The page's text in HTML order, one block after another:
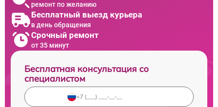
ремонт по желанию
Бесплатный выезд курьера
в день обращения
Срочный ремонт
от 35 минут
Бесплатная консультация со
специалистом